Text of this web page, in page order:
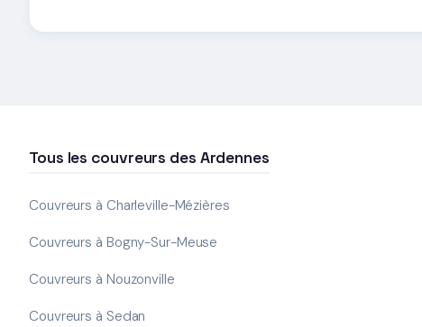
Tous les couvreurs des Ardennes
Couvreurs à Charleville-Mézières
Couvreurs à Bogny-Sur-Meuse
Couvreurs à Nouzonville
Couvreurs à Sedan